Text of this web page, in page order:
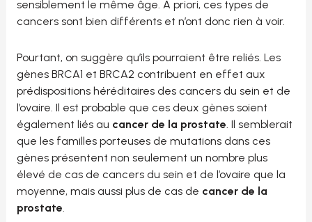
sensiblement le même âge. A priori, ces types de
cancers sont bien différents et n’ont donc rien à voir.
Pourtant, on suggère qu’ils pourraient être reliés. Les
gènes BRCA1 et BRCA2 contribuent en effet aux
prédispositions héréditaires des cancers du sein et de
l’ovaire. Il est probable que ces deux gènes soient
également liés au cancer de la prostate. Il semblerait
que les familles porteuses de mutations dans ces
gènes présentent non seulement un nombre plus
élevé de cas de cancers du sein et de l’ovaire que la
moyenne, mais aussi plus de cas de cancer de la
prostate.